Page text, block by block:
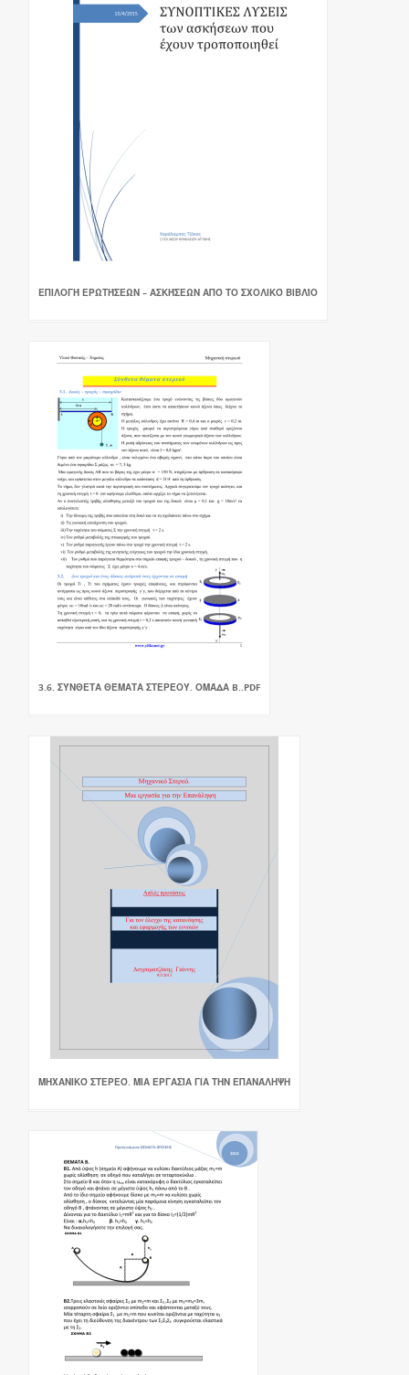
ΕΠΙΛΟΓΉ ΕΡΩΤΉΣΕΩΝ – ΑΣΚΉΣΕΩΝ ΑΠΌ ΤΟ ΣΧΟΛΙΚΌ ΒΙΒΛΊΟ
3.6. ΣΎΝΘΕΤΑ ΘΈΜΑΤΑ ΣΤΕΡΕΟΎ. ΟΜΆΔΑ B..PDF
ΜΗΧΑΝΙΚΌ ΣΤΕΡΕΌ. ΜΙΑ ΕΡΓΑΣΊΑ ΓΙΑ ΤΗΝ ΕΠΑΝΆΛΗΨΗ